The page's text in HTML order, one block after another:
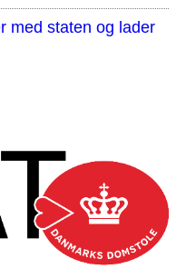
med staten og lader